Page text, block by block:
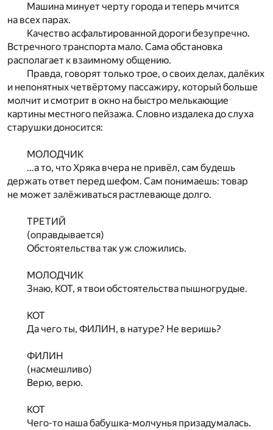
Машина минует черту города и теперь мчится
на всех парах.
Качество асфальтированной дороги безупречно.
Встречного транспорта мало. Сама обстановка
располагает к взаимному общению.
Правда, говорят только трое, о своих делах, далёких
и непонятных четвёртому пассажиру, который больше
молчит и смотрит в окно на быстро мелькающие
картины местного пейзажа. Словно издалека до слуха
старушки доносится:
МОЛОДЧИК
…а то, что Хряка вчера не привёл, сам будешь
держать ответ перед шефом. Сам понимаешь: товар
не может залёживаться растлевающе долго.
ТРЕТИЙ
(оправдывается)
Обстоятельства так уж сложились.
МОЛОДЧИК
Знаю, КОТ, я твои обстоятельства пышногрудые.
КОТ
Да чего ты, ФИЛИН, в натуре? Не веришь?
ФИЛИН
(насмешливо)
Верю, верю.
КОТ
Чего-то наша бабушка-молчунья призадумалась.